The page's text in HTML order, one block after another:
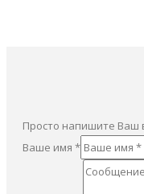
Просто напишите Ваш
Ваше имя *